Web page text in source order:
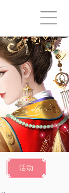
活动